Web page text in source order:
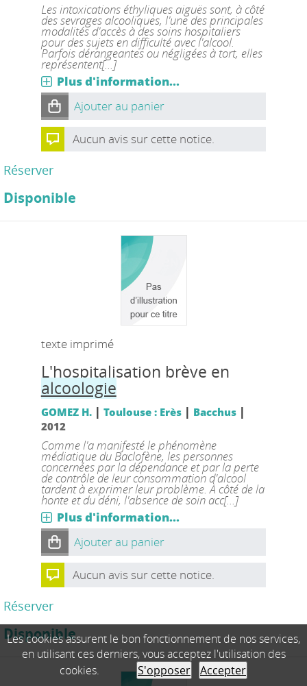
Les intoxications éthyliques aiguës sont, à côté
des sevrages alcooliques, l'une des principales
modalités d'accès à des soins hospitaliers
pour des sujets en difficulté avec l'alcool.
Parfois dérangeantes ou négligées à tort, elles
représentent[...]
Plus d'information...
Ajouter au panier
Aucun avis sur cette notice.
Réserver
Disponible
texte imprimé
L'hospitalisation brève en
alcoologie
GOMEZ H. | Toulouse : Erès| Bacchus|
2012
Comme l'a manifesté le phénomène
médiatique du Baclofène, les personnes
concernées par la dépendance et par la perte
de contrôle de leur consommation d'alcool
tardent à exprimer leur problème. À côté de la
honte et du déni, l'absence de soin acc[...]
Plus d'information...
Ajouter au panier
Aucun avis sur cette notice.
Réserver
Disponible
Les cookies assurent le bon fonctionnement de nos services,
en utilisant ces derniers, vous acceptez l'utilisation des
cookies.
S'opposer Accepter